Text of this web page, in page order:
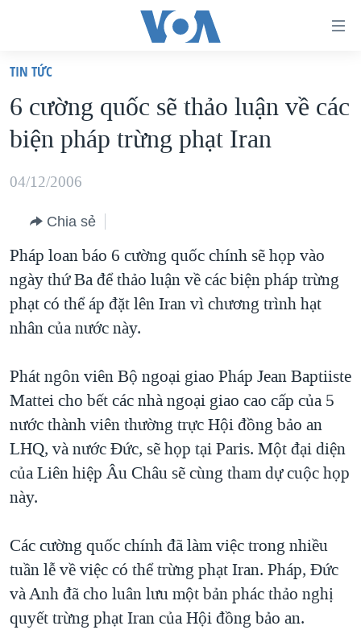
truy
cập
Tới
dung
chính
điều
hướng
chính
Đi
"Tìm"
VIỆT NAM
HOA KỲ
BIỂN ĐÔNG
BLOG
DIỄN ĐÀN
MỤC
TỰ DO BÁO CHÍ
NGƯỜI VIỆT HẢI NGOẠI
ĐỜI SỐNG
KHOA HỌC
SỨC KHOẺ
THỂ THAO
CHUYÊN ĐỀ
HÀNH TRÌNH BẦU CỬ 2024
MỘT NĂM CHIẾN TRANH TẠI DẢI GAZA
GIẢI MÃ VÀNH ĐAI & CON ĐƯỜNG
NGÀY TỊ NẠN THẾ GIỚI
GROUND ZERO – XƯA VÀ NAY
CHI PHÍ CHIẾN TRANH AFGHANISTAN
CÁC GIÁ TRỊ CỘNG HÒA Ở VIỆT NAM
THƯỢNG ĐỈNH TRUMP-KIM TẠI VIỆT NAM
VIDEO
NGHE
MẠNG XÃ HỘI
TIN TỨC
6 cường quốc sẽ thảo luận về các
biện pháp trừng phạt Iran
04/12/2006
Chia sẻ
Pháp loan báo 6 cường quốc chính sẽ họp vào
ngày thứ Ba để thảo luận về các biện pháp trừng
phạt có thể áp đặt lên Iran vì chương trình hạt
nhân của nước này.
Phát ngôn viên Bộ ngoại giao Pháp Jean Baptiiste
Mattei cho bết các nhà ngoại giao cao cấp của 5
nước thành viên thường trực Hội đồng bảo an
LHQ, và nước Đức, sẽ họp tại Paris. Một đại diện
của Liên hiệp Âu Châu sẽ cùng tham dự cuộc họp
này.
Các cường quốc chính đã làm việc trong nhiều
tuần lễ về việc có thể trừng phạt Iran. Pháp, Đức
và Anh đã cho luân lưu một bản phác thảo nghị
quyết trừng phạt Iran của Hội đồng bảo an.